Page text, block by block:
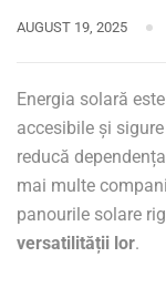
AUGUST 19, 2025
Energia solară
accesibile și
reducă
mai multe
panourile solare
versatilității lor.